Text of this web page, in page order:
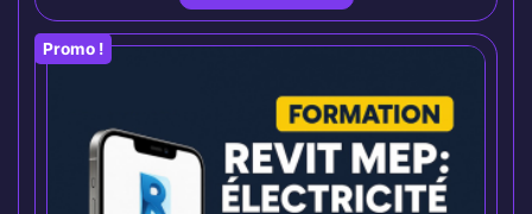
Promo !